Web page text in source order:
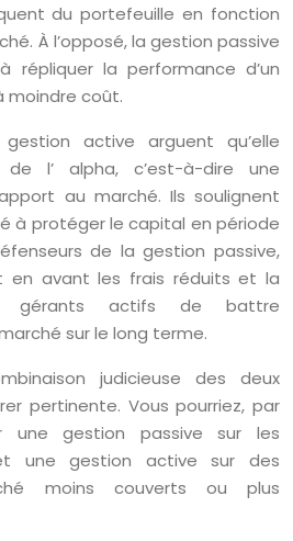
du portefeuille en fonction
À l’opposé, la gestion passive
répliquer la performance d’un
moindre coût.
active arguent qu’elle
l’ alpha, c’est-à-dire une
au marché. Ils soulignent
à protéger le capital en période
de la gestion passive,
en avant les frais réduits et la
gérants actifs de battre
sur le long terme.
judicieuse des deux
pertinente. Vous pourriez, par
une gestion passive sur les
une gestion active sur des
moins couverts ou plus